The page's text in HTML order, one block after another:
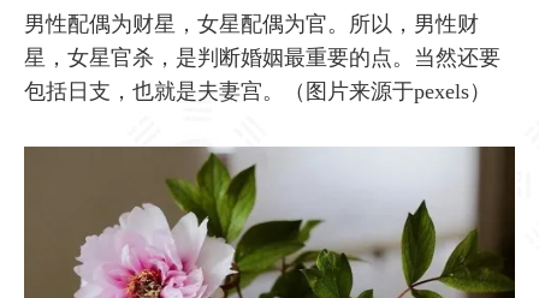
男性配偶为财星，女星配偶为官。所以，男性财
星，女星官杀，是判断婚姻最重要的点。当然还要
包括日支，也就是夫妻宫。（图片来源于pexels）